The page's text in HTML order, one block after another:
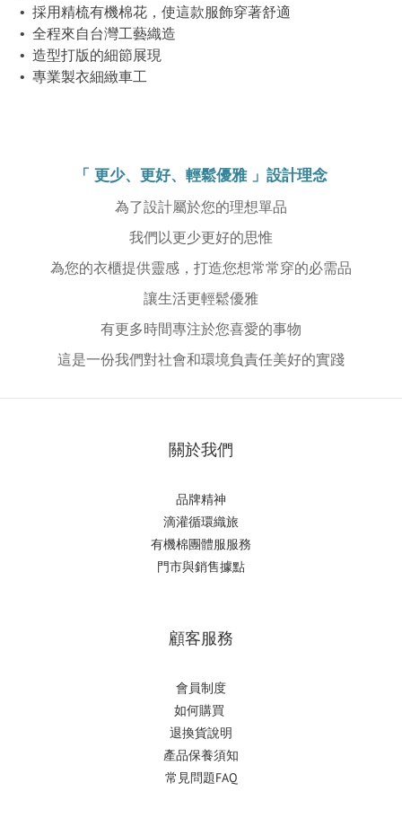
• 採用精梳有機棉花，使這款服飾穿著舒適
• 全程來自台灣工藝織造
• 造型打版的細節展現
• 專業製衣細緻車工
「 更少、更好、輕鬆優雅 」設計理念
為了設計屬於您的理想單品
我們以更少更好的思惟
為您的衣櫃提供靈感，打造您想常常穿的必需品
讓生活更輕鬆優雅
有更多時間專注於您喜愛的事物
這是一份我們對社會和環境負責任美好的實踐
關於我們
品牌精神
滴灌循環織旅
有機棉團體服服務
門市與銷售據點
顧客服務
會員制度
如何購買
退換貨說明
產品保養須知
常見問題FAQ